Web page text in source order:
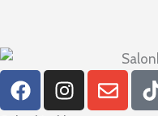
F
a
I
n
E
n
i